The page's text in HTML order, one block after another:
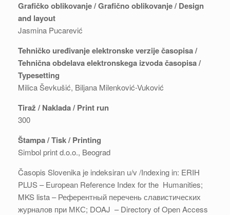
Grafičko oblikovanje / Grafično oblikovanje / Design
and layout
Jasmina Pucarević
Tehničko uređivanje elektronske verzije časopisa /
Tehnična obdelava elektronskega izvoda časopisa /
Typesetting
Milica Ševkušić, Biljana Milenković-Vuković
Tiraž / Naklada / Print run
300
Štampa / Tisk / Printing
Simbol print d.o.o., Beograd
Časopis Slovenika je indeksiran u/v /Indexing in: ERIH
PLUS – European Reference Index for the Humanities;
MKS lista – Референтный перечень славистических
журналов при МКС; DOAJ – Directory of Open Access